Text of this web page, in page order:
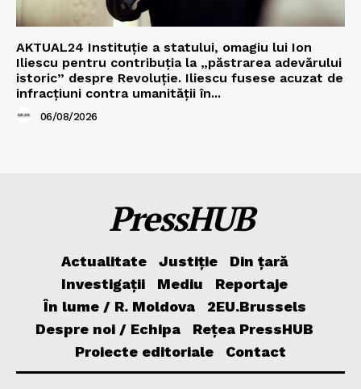
AKTUAL24 Instituție a statului, omagiu lui Ion
Iliescu pentru contribuția la „păstrarea adevărului
istoric” despre Revoluție. Iliescu fusese acuzat de
infracțiuni contra umanității în...
06/08/2026
PressHUB
Actualitate Justiție
Din țară
Investigații
Mediu
Reportaje
În lume / R. Moldova
2EU.Brussels
Despre noi / Echipa
Rețea PressHUB
Proiecte editoriale
Contact